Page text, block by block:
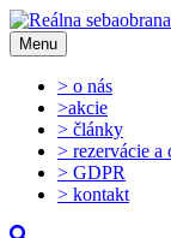
Menu
> o nás
>akcie
> články
> rezervácie a
> GDPR
> kontakt